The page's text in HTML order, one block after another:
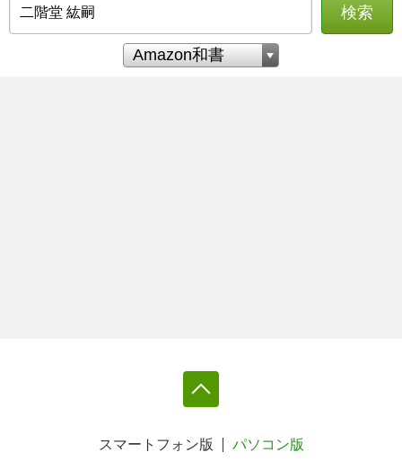
検索
スマートフォン版 パソコン版